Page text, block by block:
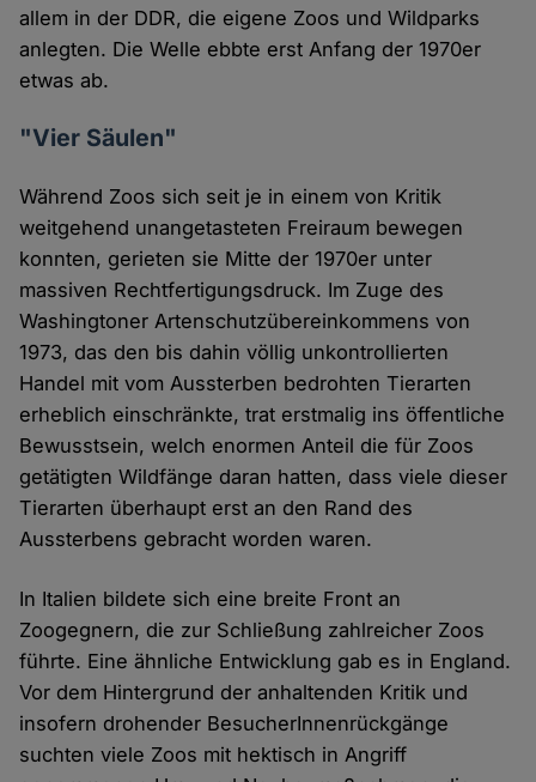
allem in der DDR, die eigene Zoos und Wildparks
anlegten. Die Welle ebbte erst Anfang der 1970er
etwas ab.
"Vier Säulen"
Während Zoos sich seit je in einem von Kritik
weitgehend unangetasteten Freiraum bewegen
konnten, gerieten sie Mitte der 1970er unter
massiven Rechtfertigungsdruck. Im Zuge des
Washingtoner Artenschutzübereinkommens von
1973, das den bis dahin völlig unkontrollierten
Handel mit vom Aussterben bedrohten Tierarten
erheblich einschränkte, trat erstmalig ins öffentliche
Bewusstsein, welch enormen Anteil die für Zoos
getätigten Wildfänge daran hatten, dass viele dieser
Tierarten überhaupt erst an den Rand des
Aussterbens gebracht worden waren.
In Italien bildete sich eine breite Front an
Zoogegnern, die zur Schließung zahlreicher Zoos
führte. Eine ähnliche Entwicklung gab es in England.
Vor dem Hintergrund der anhaltenden Kritik und
insofern drohender BesucherInnenrückgänge
suchten viele Zoos mit hektisch in Angriff